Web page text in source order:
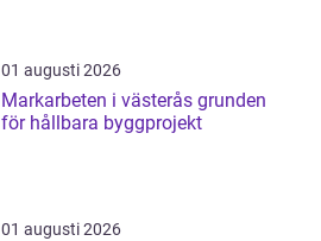
01 augusti 2026
Markarbeten i västerås grunden
för hållbara byggprojekt
01 augusti 2026